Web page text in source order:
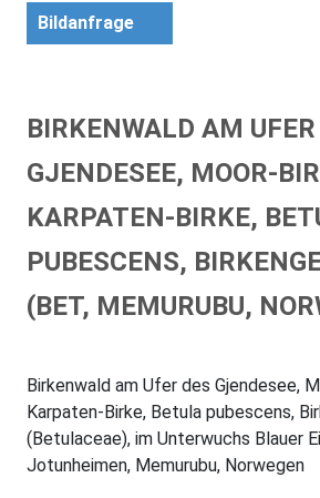
Bildanfrage
BIRKENWALD AM UFER
GJENDESEE, MOOR-
KARPATEN-BIRKE,
PUBESCENS,
(BET, MEMURUBU,
Birkenwald am Ufer des Gjendesee,
Karpaten-Birke, Betula pubescens,
(Betulaceae), im Unterwuchs Blauer
Jotunheimen, Memurubu, Norwegen